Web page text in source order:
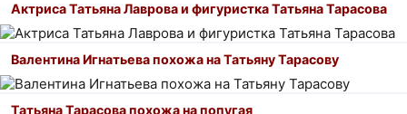
Актриса Татьяна Лаврова и фигуристка Татьяна Тарасова
Валентина Игнатьева похожа на Татьяну Тарасову
Татьяна Тарасова похожа на попугая